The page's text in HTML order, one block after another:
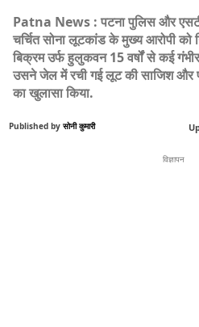
Patna News : पटना पुलिस और
चर्चित सोना लूटकांड के मुख्य आरोपी को
बिक्रम उर्फ हुलुकवन 15 वर्षों से कई
उसने जेल में रची गई लूट की साजिश और
का खुलासा किया.
Published by सोनी कुमारी
विज्ञापन